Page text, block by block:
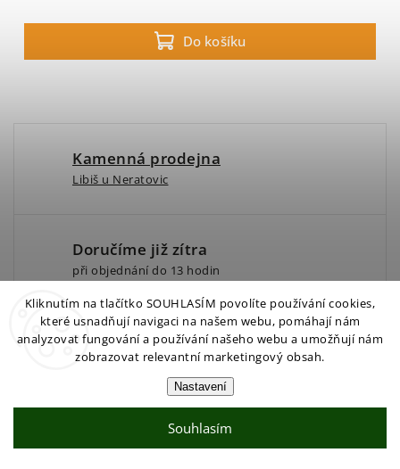
Kliknutím na tlačítko SOUHLASÍM povolíte používání cookies,
které usnadňují navigaci na našem webu, pomáhají nám
analyzovat fungování a používání našeho webu a umožňují nám
zobrazovat relevantní marketingový obsah.
Nastavení
Souhlasím
Do košíku
Kamenná prodejna
Libiš u Neratovic
Doručíme již zítra
při objednání do 13 hodin
Produkty skladem
ihned k odeslaní
Jsme Česká společnost
již 30 let na trhu